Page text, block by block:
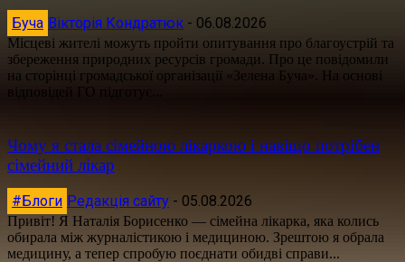
Буча Вікторія Кондратюк - 06.08.2026
Місцеві жителі можуть пройти опитування про благоустрій та
збереження природних ресурсів громади. Про це повідомили
на сторінці громадської організації «Зелена Буча». На основі
відповідей ГО підготує...
Чому я стала сімейною лікаркою і навіщо потрібен
сімейний лікар
#Блоги Редакція сайту - 05.08.2026
Привіт! Я Наталія Борисенко — сімейна лікарка, яка колись
обирала між журналістикою і медициною. Зрештою я обрала
медицину, а тепер спробую поєднати обидві справи...